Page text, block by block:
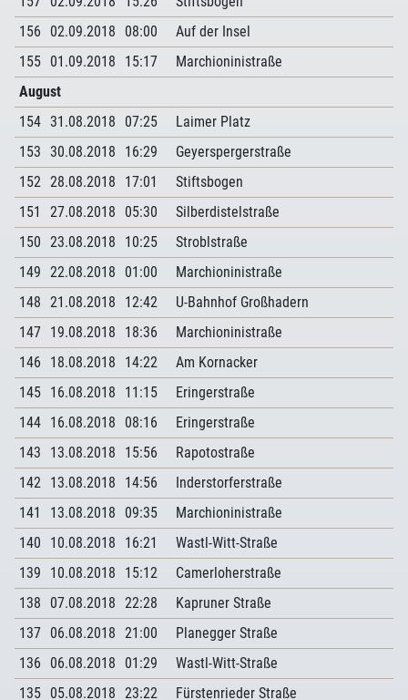
156
02.09.2018 08:00
Auf der Insel
155 01.09.2018 15:17
Marchioninistraße
August
154 31.08.2018 07:25
Laimer Platz
153 30.08.2018 16:29
Geyerspergerstraße
152 28.08.2018 17:01
Stiftsbogen
151
27.08.2018 05:30
Silberdistelstraße
150 23.08.2018 10:25
Stroblstraße
149 22.08.2018 01:00
Marchioninistraße
148 21.08.2018 12:42
U-Bahnhof Großhadern
147 19.08.2018 18:36
Marchioninistraße
146
18.08.2018 14:22
Am Kornacker
145 16.08.2018 11:15
Eringerstraße
144 16.08.2018 08:16
Eringerstraße
143
13.08.2018 15:56
Rapotostraße
142 13.08.2018 14:56
Inderstorferstraße
141
13.08.2018 09:35
Marchioninistraße
140
10.08.2018 16:21
Wastl-Witt-Straße
139
10.08.2018 15:12
Camerloherstraße
138
07.08.2018 22:28
Kapruner Straße
137 06.08.2018 21:00
Planegger Straße
136
06.08.2018 01:29
Wastl-Witt-Straße
135 05.08.2018 23:22 Fürstenrieder Straße